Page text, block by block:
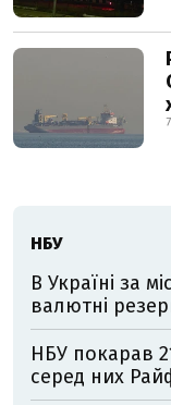
НБУ
В Україні за
валютні
НБУ покарав
серед них